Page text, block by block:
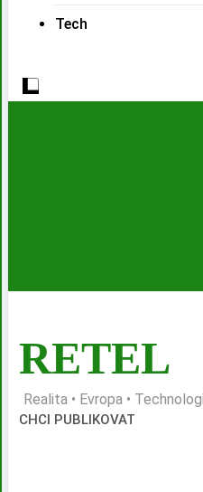
Tech
RETEL
Realita • Evropa •
CHCI PUBLIKOVAT